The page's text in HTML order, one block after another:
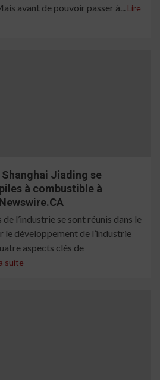
avant de pouvoir passer à... Lire
Jiading se
à combustible à
l’industrie se sont réunis dans le
développement de l’industrie
aspects clés de
suite